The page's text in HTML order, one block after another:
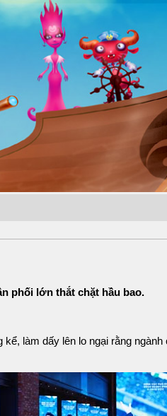
phối lớn thắt chặt hầu bao.
làm dấy lên lo ngại rằng